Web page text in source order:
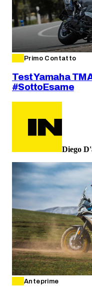
Primo Contatto
Test Yamaha
#SottoEsame
Diego
Anteprime